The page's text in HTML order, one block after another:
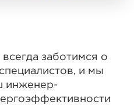
заботимся о
и мы
инженер-